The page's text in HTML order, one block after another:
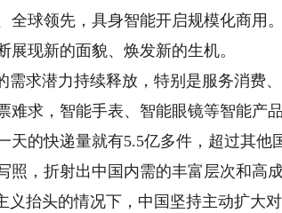
全球领先，具身智能开启规模化商用
现新的面貌、焕发新的生机。
求潜力持续释放，特别是服务消费
难求，智能手表、智能眼镜等智能产
天的快递量就有5.5亿多件，超过其他
，折射出中国内需的丰富层次和高成
抬头的情况下，中国坚持主动扩大